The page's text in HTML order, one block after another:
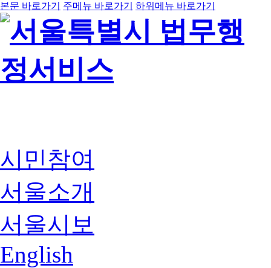
본문 바로가기 주메뉴 바로가기 하위메뉴 바로가기
시민참여
서울소개
서울시보
English